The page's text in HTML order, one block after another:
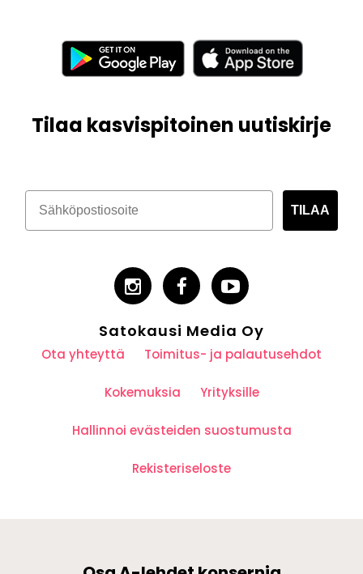
Tilaa kasvispitoinen uutiskirje
TILAA
Satokausi Media Oy
Ota yhteyttä Toimitus- ja palautusehdot
Kokemuksia Yrityksille
Hallinnoi evästeiden suostumusta
Rekisteriseloste